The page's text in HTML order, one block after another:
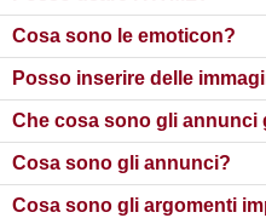
Cosa sono le emoticon?
Posso inserire delle
Che cosa sono gli annunci
Cosa sono gli annunci?
Cosa sono gli argomenti